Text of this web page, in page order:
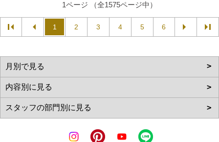
1ページ （全1575ページ中）
1 2 3 4 5 6